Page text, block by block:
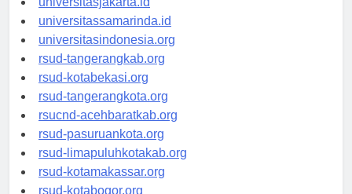
universitasjakarta.id
universitassamarinda.id
universitasindonesia.org
rsud-tangerangkab.org
rsud-kotabekasi.org
rsud-tangerangkota.org
rsucnd-acehbaratkab.org
rsud-pasuruankota.org
rsud-limapuluhkotakab.org
rsud-kotamakassar.org